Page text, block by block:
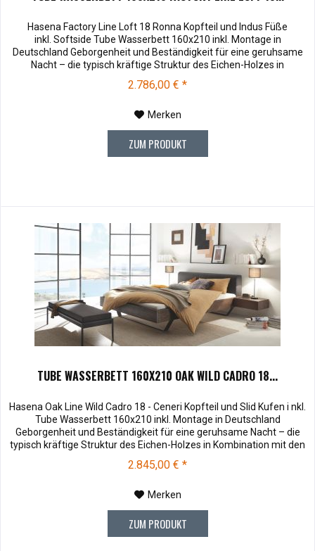
Hasena Factory Line Loft 18 Ronna Kopfteil und Indus Füße
inkl. Softside Tube Wasserbett 160x210 inkl. Montage in
Deutschland Geborgenheit und Beständigkeit für eine geruhsame
Nacht – die typisch kräftige Struktur des Eichen-Holzes in
unserer Oak-Line eine starke und behagliche Aura. Dieses
2.786,00 € *
Merken
ZUM PRODUKT
TUBE WASSERBETT 160X210 OAK WILD CADRO 18...
Hasena Oak Line Wild Cadro 18 - Ceneri Kopfteil und Slid Kufen i nkl.
Tube Wasserbett 160x210 inkl. Montage in Deutschland
Geborgenheit und Beständigkeit für eine geruhsame Nacht – die
typisch kräftige Struktur des Eichen-Holzes in Kombination mit den
starke und behagliche Aura. Dieses Massivholz Wasserbett...
2.845,00 € *
Merken
ZUM PRODUKT